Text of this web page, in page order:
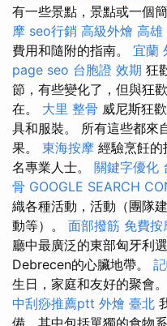
有一些景點，景點或一個
摩 seo行銷 高級外燴 高雄
費用和隨附的指南。 宜蘭
page seo 台胞證 效期 狂
節，有些變化了，但與狂
在。 大里 整骨 威尼斯狂
具和服裝。 所有這些都來
果。 東海按摩 經驗烹飪的
名專業人士。 關鍵字優化
骨 GOOGLE SEARCH
織各種活動，活動（團隊
動等）。 面部撥筋 免費按
廳中最廣泛的東部匈牙利
Debrecen的心臟地帶。
生日，家庭和友好的聚會。
中刮痧推薦ptt 外燴 臺北
備，其中包括單獨的食物